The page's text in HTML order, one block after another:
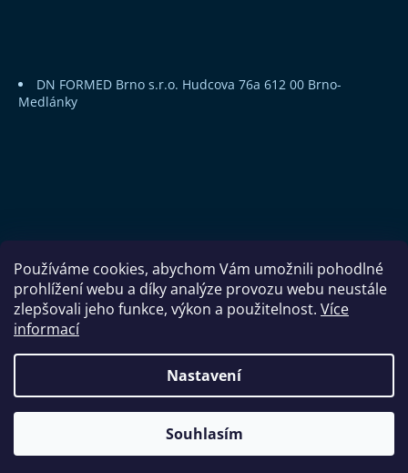
Používáme cookies, abychom Vám umožnili pohodlné
prohlížení webu a díky analýze provozu webu neustále
zlepšovali jeho funkce, výkon a použitelnost. Více
informací
Nastavení
Souhlasím
DN FORMED Brno s.r.o. Hudcova 76a 612 00 Brno-
Medlánky
Vytvořil Shoptet
DN FORMED Brno s.r.o.
vyhrazena.